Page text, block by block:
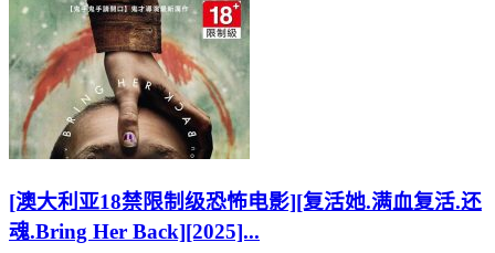
[澳大利亚18禁限制级恐怖电影][复活她.满血复活.还
魂.Bring Her Back][2025]...